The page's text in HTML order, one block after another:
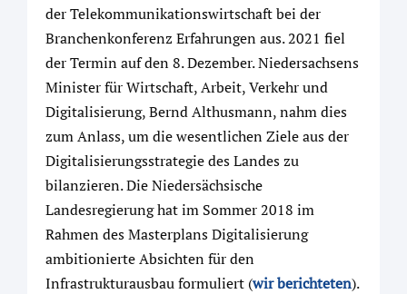
der Telekommunikationswirtschaft bei der
Branchenkonferenz Erfahrungen aus. 2021 fiel
der Termin auf den 8. Dezember. Niedersachsens
Minister für Wirtschaft, Arbeit, Verkehr und
Digitalisierung, Bernd Althusmann, nahm dies
zum Anlass, um die wesentlichen Ziele aus der
Digitalisierungsstrategie des Landes zu
bilanzieren. Die Niedersächsische
Landesregierung hat im Sommer 2018 im
Rahmen des Masterplans Digitalisierung
ambitionierte Absichten für den
Infrastrukturausbau formuliert (wir berichteten).